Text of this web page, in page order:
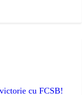
cu FCSB!